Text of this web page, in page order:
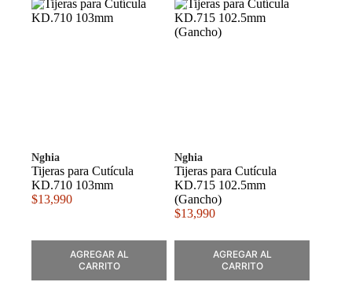
Nghia
Tijeras para Cutícula
KD.710 103mm
$13,990
AGREGAR AL
CARRITO
Nghia
Tijeras para Cutícula
KD.715 102.5mm
(Gancho)
$13,990
AGREGAR AL
CARRITO